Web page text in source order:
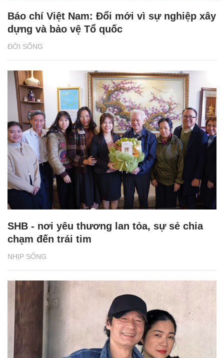
ĐỜI SỐNG
Báo chí Việt Nam: Đổi mới vì sự nghiệp xây
dựng và bảo vệ Tổ quốc
NHỊP SỐNG
SHB - nơi yêu thương lan tỏa, sự sẻ chia
chạm đến trái tim